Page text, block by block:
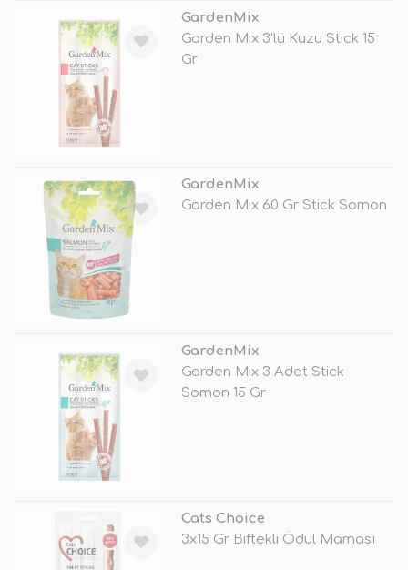
GardenMix
Garden Mix 3'lü Kuzu Stick 15
Gr
GardenMix
Garden Mix 60 Gr Stick Somon
GardenMix
Garden Mix 3 Adet Stick
Somon 15 Gr
Cats Choice
3x15 Gr Biftekli Ödül Maması